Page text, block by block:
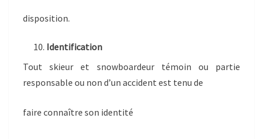
disposition.
Identification
Tout skieur et snowboardeur témoin ou partie
responsable ou non d’un accident est tenu de
faire connaître son identité